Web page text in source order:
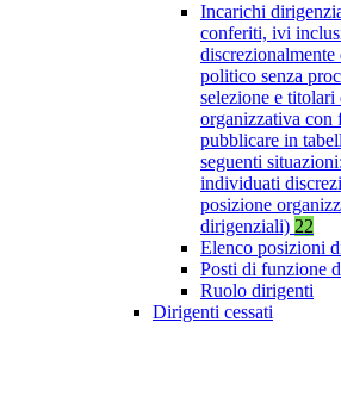
Incarichi
conferiti, ivi
politico senza
selezione e
organizzativa con
pubblicare in
seguenti
individuati
posizione
dirigenziali) 22
Elenco posizioni
Posti di funzione
Ruolo dirigenti
Dirigenti cessati